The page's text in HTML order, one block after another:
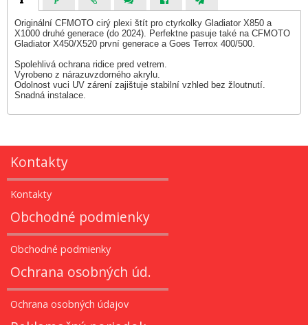
Originální CFMOTO cirý plexi štít pro ctyrkolky Gladiator X850 a
X1000 druhé generace (do 2024). Perfektne pasuje také na CFMOTO
Gladiator X450/X520 první generace a Goes Terrox 400/500.
Spolehlivá ochrana ridice pred vetrem.
Vyrobeno z nárazuvzdorného akrylu.
Odolnost vuci UV zárení zajištuje stabilní vzhled bez žloutnutí.
Snadná instalace.
Kontakty
Kontakty
Obchodné podmienky
Obchodné podmienky
Ochrana osobných úd.
Ochrana osobných údajov